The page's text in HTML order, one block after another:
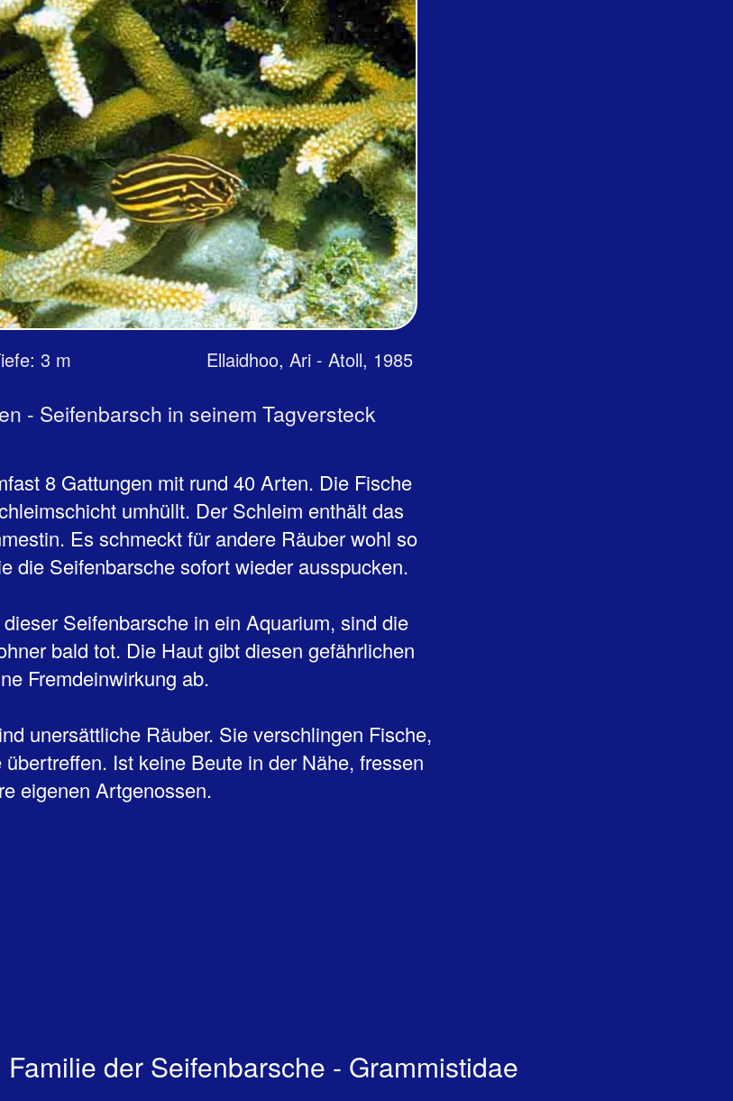
Tiefe: 3 m Ellaidhoo, Ari - Atoll, 1985
- Seifenbarsch in seinem Tagversteck
8 Gattungen mit rund 40 Arten. Die Fische
umhüllt. Der Schleim enthält das
Es schmeckt für andere Räuber wohl so
die Seifenbarsche sofort wieder ausspucken.
Seifenbarsche in ein Aquarium, sind die
bald tot. Die Haut gibt diesen gefährlichen
Fremdeinwirkung ab.
unersättliche Räuber. Sie verschlingen Fische,
Ist keine Beute in der Nähe, fressen
eigenen Artgenossen.
der Seifenbarsche - Grammistidae